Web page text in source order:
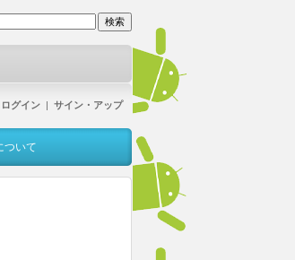
グイン | サイン・アップ
ついて